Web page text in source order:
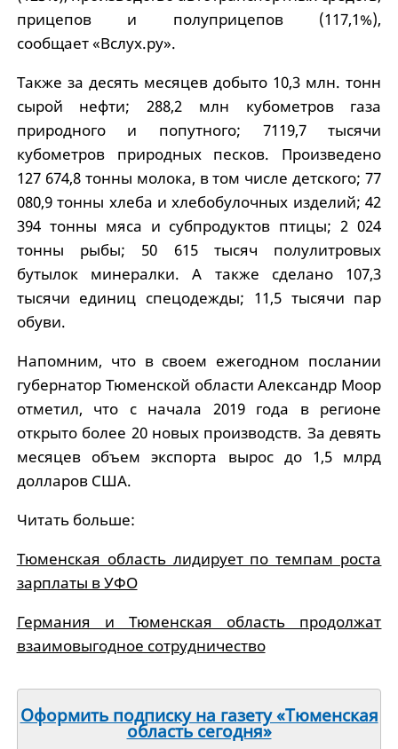
прицепов и полуприцепов (117,1%),
сообщает «Вслух.ру».
Также за десять месяцев добыто 10,3 млн. тонн
сырой нефти; 288,2 млн кубометров газа
природного и попутного; 7119,7 тысячи
кубометров природных песков. Произведено
127 674,8 тонны молока, в том числе детского; 77
080,9 тонны хлеба и хлебобулочных изделий; 42
394 тонны мяса и субпродуктов птицы; 2 024
тонны рыбы; 50 615 тысяч полулитровых
бутылок минералки. А также сделано 107,3
тысячи единиц спецодежды; 11,5 тысячи пар
обуви.
Напомним, что в своем ежегодном послании
губернатор Тюменской области Александр Моор
отметил, что с начала 2019 года в регионе
открыто более 20 новых производств. За девять
месяцев объем экспорта вырос до 1,5 млрд
долларов США.
Читать больше:
Тюменская область лидирует по темпам роста
зарплаты в УФО
Германия и Тюменская область продолжат
взаимовыгодное сотрудничество
Оформить подписку на газету «Тюменская
область сегодня»